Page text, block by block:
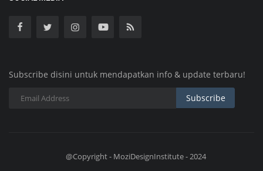
Subscribe disini untuk mendapatkan info & update terbaru!
Subscribe
@Copyright - MoziDesignInstitute - 2024